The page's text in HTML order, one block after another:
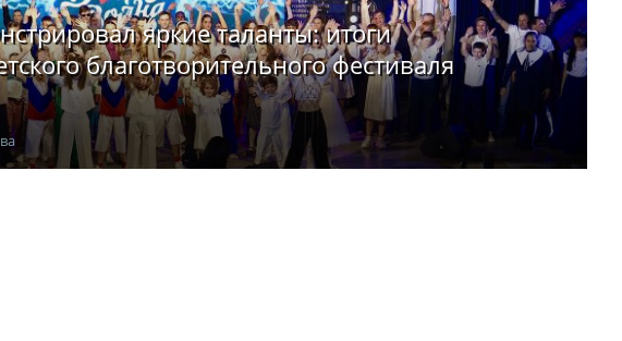
яркие таланты: итоги
благотворительного фестиваля